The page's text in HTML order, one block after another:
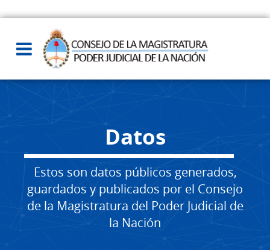
Datos
Estos son datos públicos generados,
guardados y publicados por el Consejo
de la Magistratura del Poder Judicial de
la Nación